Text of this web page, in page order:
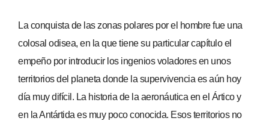
La conquista de las zonas polares por el hombre fue una
colosal odisea, en la que tiene su particular capítulo el
empeño por introducir los ingenios voladores en unos
territorios del planeta donde la supervivencia es aún hoy
día muy difícil. La historia de la aeronáutica en el Ártico y
en la Antártida es muy poco conocida. Esos territorios no